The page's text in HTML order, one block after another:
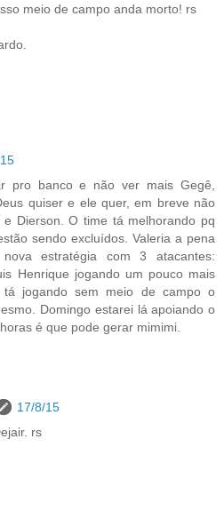
meio de campo anda morto! rs
pro banco e não ver mais Gegê,
quiser e ele quer, em breve não
Dierson. O time tá melhorando pq
sendo excluídos. Valeria a pena
estratégia com 3 atacantes:
Henrique jogando um pouco mais
tá jogando sem meio de campo o
Domingo estarei lá apoiando o
é que pode gerar mimimi.
17/8/15
rs